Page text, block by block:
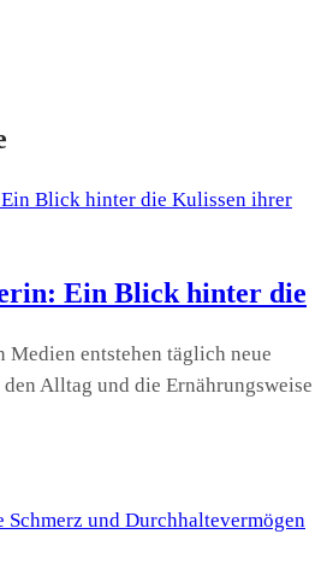
Ein Blick hinter die
entstehen täglich neue
Alltag und die Ernährungsweise